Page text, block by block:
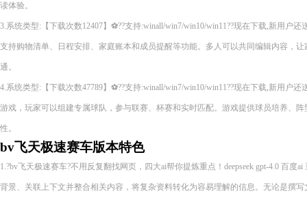
读体验。
3.系统类型:【下载次数12407】⚽??支持:winall/win7/win10/win11??现在下载,新用户
支持购物清单、日程安排、家庭账本和成员提醒等功能。多人可以共同编辑内容，
通。
4.系统类型:【下载次数47789】⚽??支持:winall/win7/win10/win11??现在下载,新用户
游戏，玩家可以组建专属球队，参与联赛、杯赛和实时匹配。游戏提供球员培养、
性。
bv飞天极速赛车版本特色
1.?bv飞天极速赛车?不用反复翻找网页，四大ai帮你提炼重点！deepseek gpt-4.0 百度
背景、关联上下文并整合相关内容，将复杂资料转化为容易理解的信息。无论是撰